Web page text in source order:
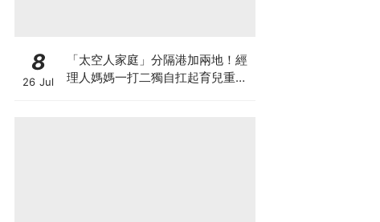
8
26 Jul
「太空人家庭」分隔港加兩地！經
理人媽媽一打二獨自扛起育兒重